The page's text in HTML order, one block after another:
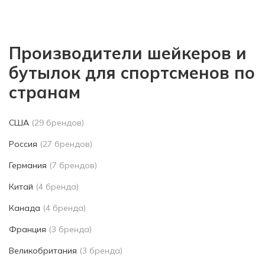
Производители шейкеров и
бутылок для спортсменов по
странам
США (29 брендов)
Россия (27 брендов)
Германия (7 брендов)
Китай (4 бренда)
Канада (4 бренда)
Франция (3 бренда)
Великобритания (3 бренда)